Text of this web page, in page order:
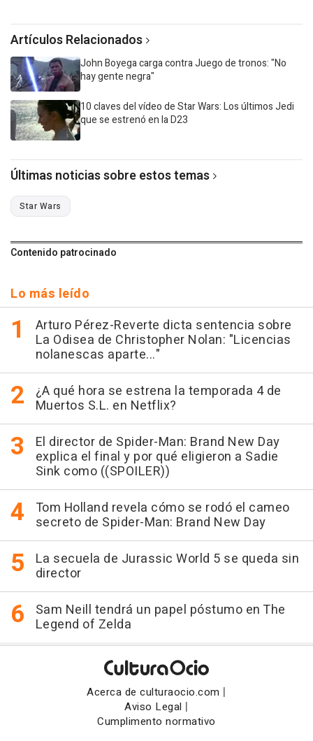
Artículos Relacionados
John Boyega carga contra Juego de tronos: "No
hay gente negra"
10 claves del vídeo de Star Wars: Los últimos Jedi
que se estrenó en la D23
Últimas noticias sobre estos temas
Star Wars
Contenido patrocinado
Lo más leído
Arturo Pérez-Reverte dicta sentencia sobre
La Odisea de Christopher Nolan: "Licencias
nolanescas aparte..."
¿A qué hora se estrena la temporada 4 de
Muertos S.L. en Netflix?
El director de Spider-Man: Brand New Day
explica el final y por qué eligieron a Sadie
Sink como ((SPOILER))
Tom Holland revela cómo se rodó el cameo
secreto de Spider-Man: Brand New Day
La secuela de Jurassic World 5 se queda sin
director
Sam Neill tendrá un papel póstumo en The
Legend of Zelda
Acerca de culturaocio.com |
Aviso Legal |
Cumplimento normativo